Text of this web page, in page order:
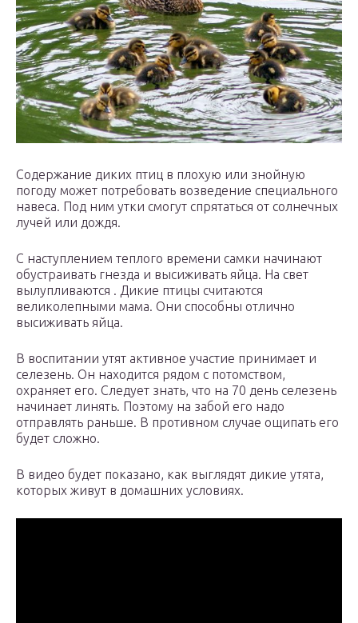
Содержание диких птиц в плохую или знойную
погоду может потребовать возведение специального
навеса. Под ним утки смогут спрятаться от солнечных
лучей или дождя.
С наступлением теплого времени самки начинают
обустраивать гнезда и высиживать яйца. На свет
вылупливаются . Дикие птицы считаются
великолепными мама. Они способны отлично
высиживать яйца.
В воспитании утят активное участие принимает и
селезень. Он находится рядом с потомством,
охраняет его. Следует знать, что на 70 день селезень
начинает линять. Поэтому на забой его надо
отправлять раньше. В противном случае ощипать его
будет сложно.
В видео будет показано, как выглядят дикие утята,
которых живут в домашних условиях.